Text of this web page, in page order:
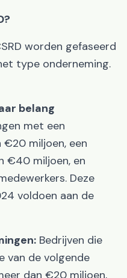
worden gefaseerd
type onderneming.
belang
met een
miljoen, een
€40 miljoen, en
Deze
voldoen aan de
Bedrijven die
van de volgende
dan €20 miljoen,